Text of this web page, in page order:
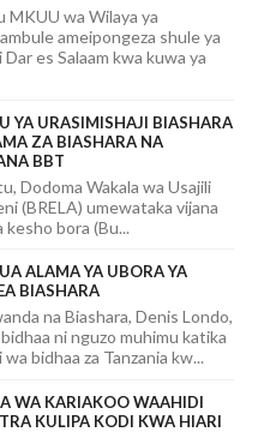
wa Wilaya ya
ameipongeza shule ya
es Salaam kwa kuwa ya
YA URASIMISHAJI BIASHARA
ZA BIASHARA NA
BBT
Dodoma Wakala wa Usajili
(BRELA) umewataka vijana
bora (Bu...
ALAMA YA UBORA YA
BIASHARA
na Biashara, Denis Londo,
ni nguzo muhimu katika
bidhaa za Tanzania kw...
WA KARIAKOO WAAHIDI
KULIPA KODI KWA HIARI